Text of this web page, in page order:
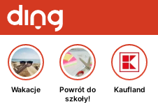
Wakacje
Powrót do
szkoły!
Kaufland